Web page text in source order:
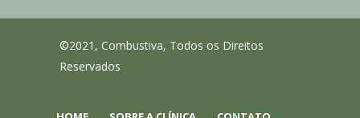
©2021, Combustiva, Todos os Direitos
Reservados